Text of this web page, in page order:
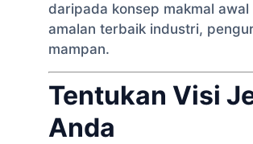
daripada konsep makmal
amalan terbaik industri,
mampan.
Tentukan Visi
Anda